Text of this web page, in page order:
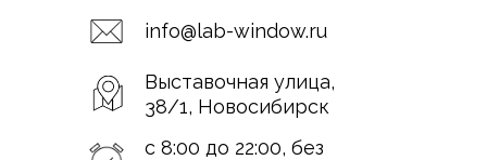
info@lab-window.ru
c 8:00 до 22:00, без
Выставочная улица,
38/1, Новосибирск